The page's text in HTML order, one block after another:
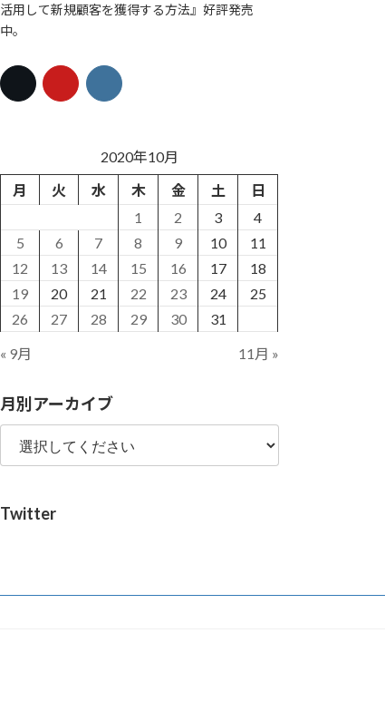
活用して新規顧客を獲得する方法』好評発売
中。
2020年10月
月
火 水 木 金 土
日
1
2 3
4
5
6 7 8 9 10
11
12
13 14 15 16 17
18
19
20 21 22 23 24
25
26
27 28 29 30 31
« 9月 11月 »
月別アーカイブ
Twitter